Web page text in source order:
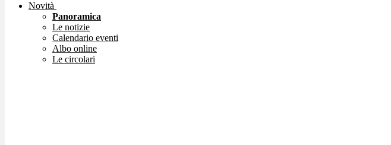
Novità
Panoramica
Le notizie
Calendario eventi
Albo online
Le circolari